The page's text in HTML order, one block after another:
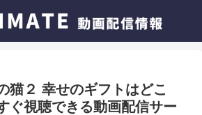
猫２ 幸せのギフトはどこ
ぐ視聴できる動画配信サー